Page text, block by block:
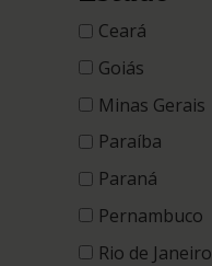
Ceará
Goiás
Minas Gerais
Paraíba
Paraná
Pernambuco
Rio de Janeiro